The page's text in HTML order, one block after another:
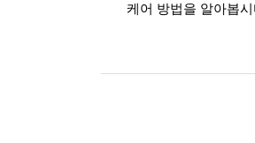
케어 방법을 알아봅시